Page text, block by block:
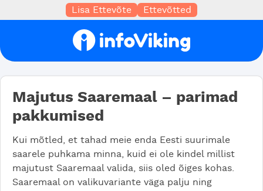
Lisa Ettevõte Ettevõtted
Majutus Saaremaal – parimad
pakkumised
Kui mõtled, et tahad meie enda Eesti suurimale
saarele puhkama minna, kuid ei ole kindel millist
majutust Saaremaal valida, siis oled õiges kohas.
Saaremaal on valikuvariante väga palju ning